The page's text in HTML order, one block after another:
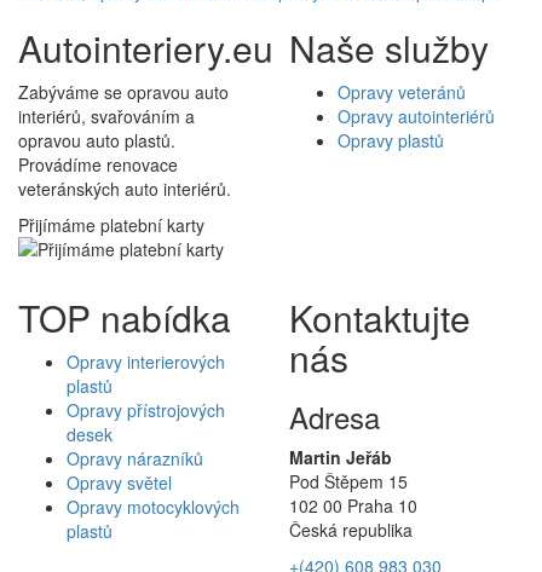
Autointeriery.eu
Zabýváme se opravou auto
interiérů, svařováním a
opravou auto plastů.
Provádíme renovace
veteránských auto interiérů.
Přijímáme platební karty
Naše služby
Opravy veteránů
Opravy autointeriérů
Opravy plastů
TOP nabídka
Opravy interierových
plastů
Opravy přístrojových
desek
Opravy nárazníků
Opravy světel
Opravy motocyklových
plastů
Kontaktujte
nás
Adresa
Martin Jeřáb
Pod Štěpem 15
102 00 Praha 10
Česká republika
+(420) 608 983 030